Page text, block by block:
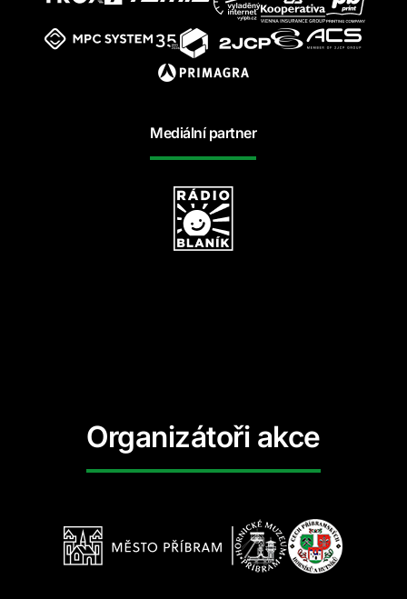
Mediální partner
Organizátoři akce